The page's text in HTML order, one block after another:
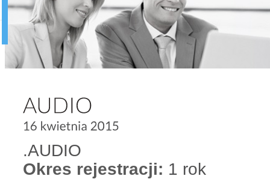
.AUDIO
Okres rejestracji: 1 rok